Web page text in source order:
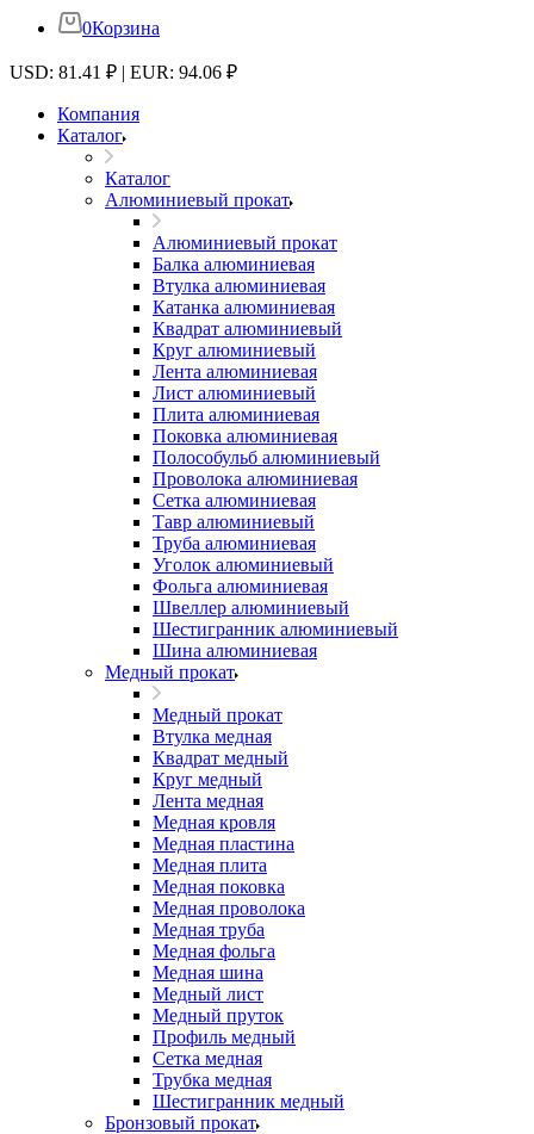
0Корзина
USD: 81.41 ₽ | EUR: 94.06 ₽
Компания
Каталог
Каталог
Алюминиевый прокат
Алюминиевый прокат
Балка алюминиевая
Втулка алюминиевая
Катанка алюминиевая
Квадрат алюминиевый
Круг алюминиевый
Лента алюминиевая
Лист алюминиевый
Плита алюминиевая
Поковка алюминиевая
Полособульб алюминиевый
Проволока алюминиевая
Сетка алюминиевая
Тавр алюминиевый
Труба алюминиевая
Уголок алюминиевый
Фольга алюминиевая
Швеллер алюминиевый
Шестигранник алюминиевый
Шина алюминиевая
Медный прокат
Медный прокат
Втулка медная
Квадрат медный
Круг медный
Лента медная
Медная кровля
Медная пластина
Медная плита
Медная поковка
Медная проволока
Медная труба
Медная фольга
Медная шина
Медный лист
Медный пруток
Профиль медный
Сетка медная
Трубка медная
Шестигранник медный
Бронзовый прокат